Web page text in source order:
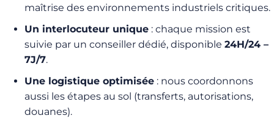
maîtrise des environnements industriels critiques.
Un interlocuteur unique : chaque mission est
suivie par un conseiller dédié, disponible 24H/24 –
7J/7.
Une logistique optimisée : nous coordonnons
aussi les étapes au sol (transferts, autorisations,
douanes).